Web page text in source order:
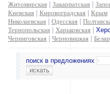
Житомирская
Закарпатская
Киевская
Кировоградская Крым
Николаевская
Одесская
Тернопольская
Харьковская
Черниговская
Черновицкая
поиск в предложениях